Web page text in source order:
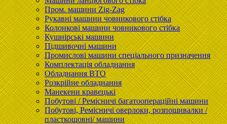
Пром. машини Zig-Zag
Рукавні машини човникового стібка
Колонкові машини човникового стібка
Кушнірські машини
Підшивочні машини
Промислові машини спеціального призначення
Комплектація обладнання
Обладнання ВТО
Розкрійне обладнання
Манекени кравецькі
Побутові / Ремісничі багатоопераційні машини
Побутові, Ремісничі oверлоки, розпошивалки /
пласткошовні/ машини